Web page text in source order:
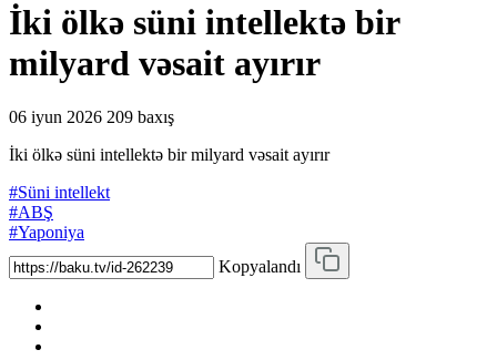
İki ölkə süni intellektə bir
milyard vəsait ayırır
06 iyun 2026 209 baxış
İki ölkə süni intellektə bir milyard vəsait ayırır
#Süni intellekt
#ABŞ
#Yaponiya
Kopyalandı